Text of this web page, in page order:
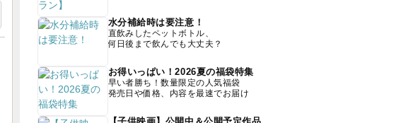
水分補給時は要注意！
直飲みしたペットボトル、
何日後まで飲んでも大丈夫？
お得いっぱい！2026夏の福袋特集
早い者勝ち！数量限定の人気福袋
発売日や価格、内容を最速でお届け